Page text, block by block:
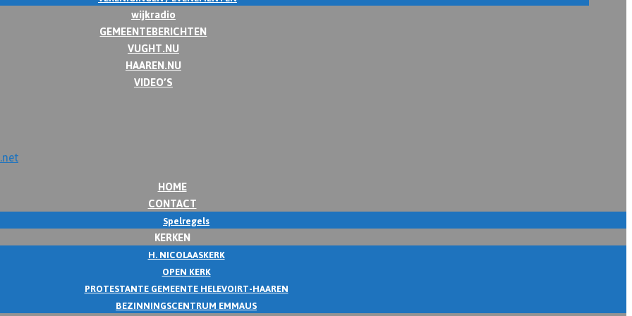
wijkradio
GEMEENTEBERICHTEN
VUGHT.NU
HAAREN.NU
VIDEO’S
HOME
CONTACT
Spelregels
KERKEN
H. NICOLAASKERK
OPEN KERK
PROTESTANTE GEMEENTE HELEVOIRT-HAAREN
BEZINNINGSCENTRUM EMMAUS